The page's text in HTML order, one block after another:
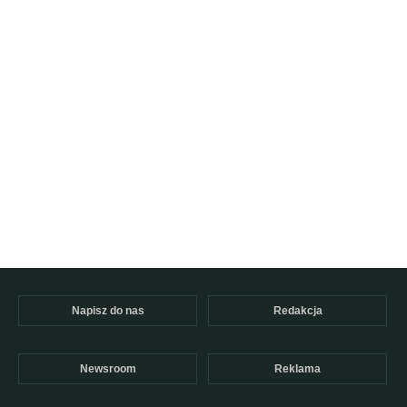
Napisz do nas Redakcja
Newsroom Reklama